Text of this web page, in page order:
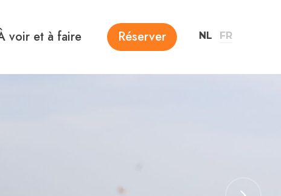
NL FR
voir et à faire Réserver